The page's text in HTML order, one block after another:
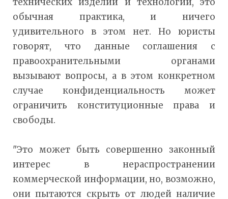
обычная практика, и ничего
удивительного в этом нет. Но юристы
говорят, что данные соглашения с
правоохранительными органами
вызывают вопросы, а в этом конкретном
случае конфиденциальность может
ограничить конституционные права и
свободы.
"Это может быть совершенно законный
интерес в нераспространении
коммерческой информации, но, возможно,
они пытаются скрыть от людей наличие